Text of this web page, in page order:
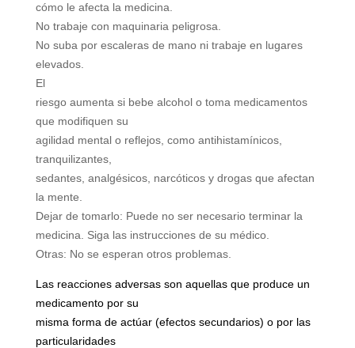
cómo le afecta la medicina.
No trabaje con maquinaria peligrosa.
No suba por escaleras de mano ni trabaje en lugares
elevados.
El
riesgo aumenta si bebe alcohol o toma medicamentos
que modifiquen su
agilidad mental o reflejos, como antihistamínicos,
tranquilizantes,
sedantes, analgésicos, narcóticos y drogas que afectan
la mente.
Dejar de tomarlo: Puede no ser necesario terminar la
medicina. Siga las instrucciones de su médico.
Otras: No se esperan otros problemas.
Las reacciones adversas son aquellas que produce un
medicamento por su
misma forma de actúar (efectos secundarios) o por las
particularidades